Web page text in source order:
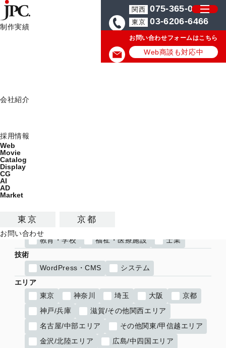
制作実績
会社紹介
採用情報
Web
Movie
Catalog
Display
CG
AI
AD
Market
東京 京都
お問い合わせ
関西 075-365-0571
東京 03-6206-6466
お問い合わせフォームはこちら
Web商談も対応中
制作サービス
BtoC企業
教育・学校
福祉・医療施設
士業
技術
WordPress・CMS
システム
エリア
東京
神奈川 埼玉 大阪
京都
神戸/兵庫
滋賀/その他関西エリア
名古屋/中部エリア
その他関東/甲信越エリア
金沢/北陸エリア
広島/中四国エリア